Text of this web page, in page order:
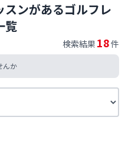
ンがあるゴルフレ
覧
検索結果 18件
んか